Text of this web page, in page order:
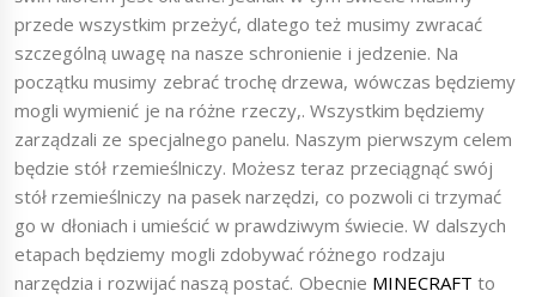
przede wszystkim przeżyć, dlatego też musimy zwracać
szczególną uwagę na nasze schronienie i jedzenie. Na
początku musimy zebrać trochę drzewa, wówczas będziemy
mogli wymienić je na różne rzeczy,. Wszystkim będziemy
zarządzali ze specjalnego panelu. Naszym pierwszym celem
będzie stół rzemieślniczy. Możesz teraz przeciągnąć swój
stół rzemieślniczy na pasek narzędzi, co pozwoli ci trzymać
go w dłoniach i umieścić w prawdziwym świecie. W dalszych
etapach będziemy mogli zdobywać różnego rodzaju
narzędzia i rozwijać naszą postać. Obecnie MINECRAFT to